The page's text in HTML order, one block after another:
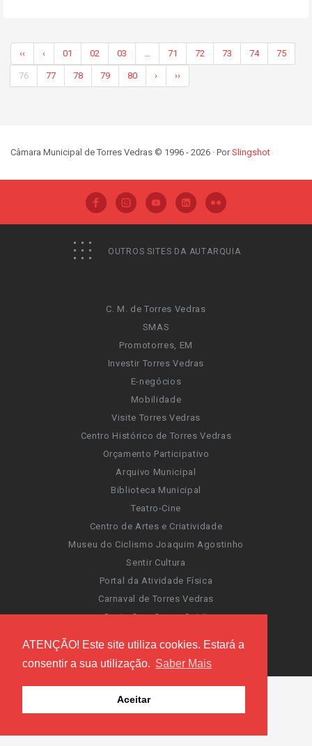
ATENÇÃO! Este site utiliza cookies. Estará a
consentir a sua utilização. Saber Mais
Aceitar
‹‹ ‹ 01 02 03 … 71 72 73 74 75
76 77 78 79 80 › ››
Câmara Municipal de Torres Vedras © 1996 - 2026 · PorSlingshot
OUTROS SITES DA AUTARQUIA
C. M. de Torres Vedras
SMAS
Promotorres, EM
Investir Torres Vedras
E-negócios
Mobilidade
Visite Torres Vedras
Centro Histórico de Torres Vedras
Orçamento Participativo
Arquivo Municipal
Biblioteca Municipal
Teatro-Cine
Centro de Artes e Criatividade
Museu do Ciclismo Joaquim Agostinho
Sentir Cultura
Portal da Atividade Física
Carnaval de Torres Vedras
Santa Cruz Ocean Spirit